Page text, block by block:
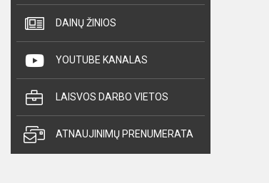
DAINŲ ŽINIOS
YOUTUBE KANALAS
LAISVOS DARBO VIETOS
ATNAUJINIMŲ PRENUMERATA